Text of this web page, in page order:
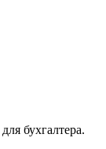
бухгалтера.